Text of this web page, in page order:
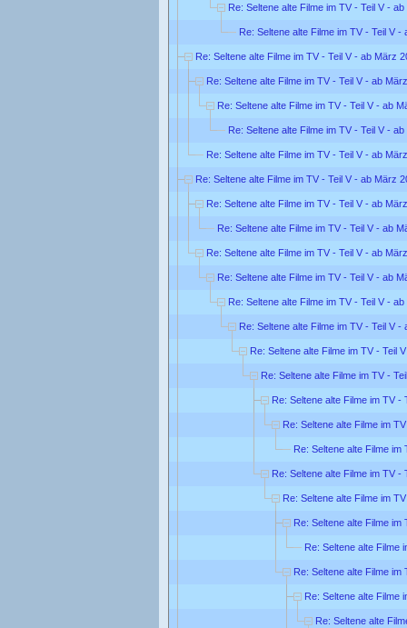
Re: Seltene alte Filme im TV - Teil V -
Re: Seltene alte Filme im TV - Teil V -
Re: Seltene alte Filme im TV - Teil V - ab März
Re: Seltene alte Filme im TV - Teil V - ab
Re: Seltene alte Filme im TV - Teil V - ab
Re: Seltene alte Filme im TV - Teil V -
Re: Seltene alte Filme im TV - Teil V - ab
Re: Seltene alte Filme im TV - Teil V - ab März
Re: Seltene alte Filme im TV - Teil V - ab
Re: Seltene alte Filme im TV - Teil V - ab
Re: Seltene alte Filme im TV - Teil V - ab
Re: Seltene alte Filme im TV - Teil V - ab
Re: Seltene alte Filme im TV - Teil V -
Re: Seltene alte Filme im TV - Teil V -
Re: Seltene alte Filme im TV - Teil
Re: Seltene alte Filme im TV -
Re: Seltene alte Filme im TV -
Re: Seltene alte Filme im
Re: Seltene alte Filme im
Re: Seltene alte Filme im TV -
Re: Seltene alte Filme im
Re: Seltene alte Filme im
Re: Seltene alte Filme
Re: Seltene alte Filme im
Re: Seltene alte Filme
Re: Seltene alte